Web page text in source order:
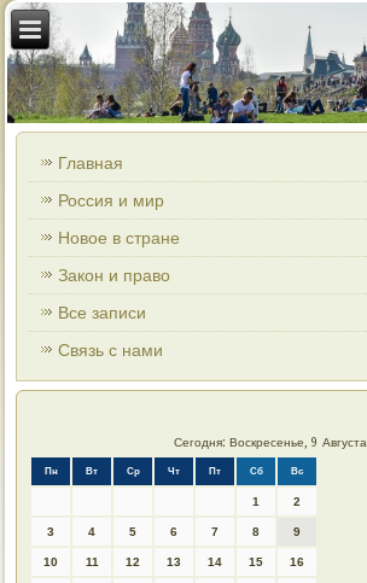
Главная
Россия и мир
Новое в стране
Закон и право
Все записи
Связь с нами
Сегодня: Воскресенье, 9 Августа
Пн Вт Ср Чт Пт Сб Вс
1 2
3 4 5 6 7 8 9
10 11 12 13 14 15 16